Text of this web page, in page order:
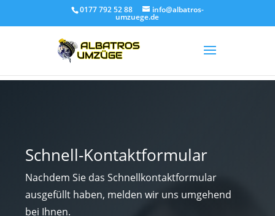
0177 792 52 88 info@albatros-
umzuege.de
Schnell-Kontaktformular
Nachdem Sie das Schnellkontaktformular
ausgefüllt haben, melden wir uns umgehend
bei Ihnen.